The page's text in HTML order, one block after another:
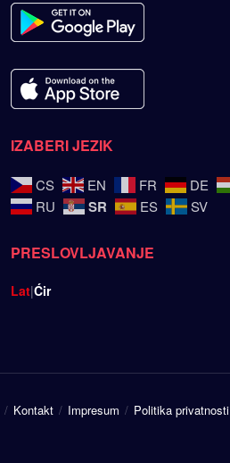
IZABERI JEZIK
CS EN FR DE
RU
SR ES SV
PRESLOVLJAVANJE
Lat|Ćir
Kontakt Impresum Politika privatnosti